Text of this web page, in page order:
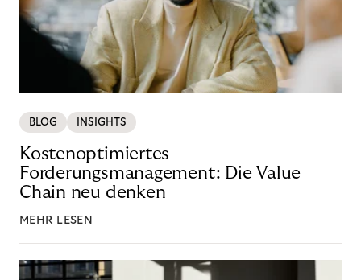
BLOG INSIGHTS
Kostenoptimiertes
Forderungsmanagement: Die Value
Chain neu denken
MEHR LESEN